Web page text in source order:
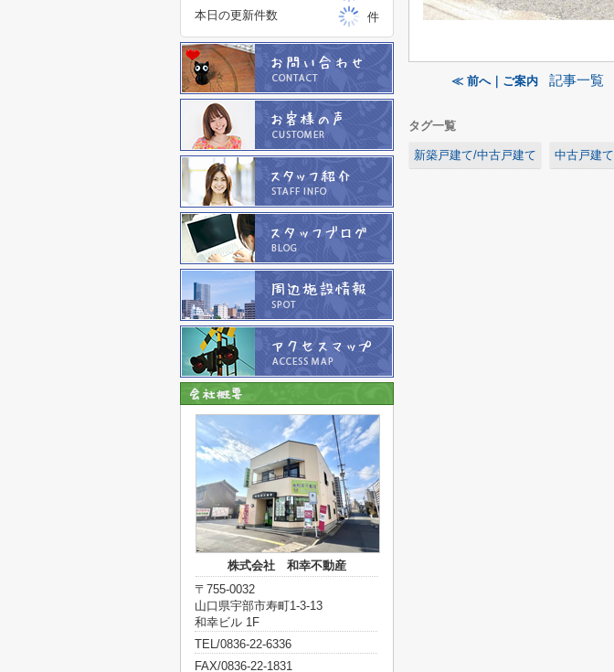
≪ 前へ｜ご案内 記事一覧
タグ一覧
新築戸建て/中古戸建て 中古戸建て
本日の更新件数
件
株式会社 和幸不動産
〒755-0032
山口県宇部市寿町1-3-13
和幸ビル 1F
TEL/0836-22-6336
FAX/0836-22-1831